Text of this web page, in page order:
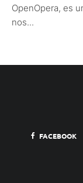
OpenOpera, es
nos...
FACEBOOK